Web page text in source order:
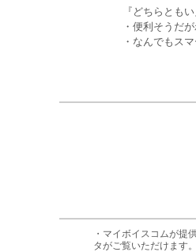
『どちらともい
・便利そうだ
・なんでもス
・マイボイスコムが提
タがご覧いただけます。